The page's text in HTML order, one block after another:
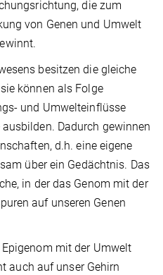
die zum
von Genen und Umwelt
besitzen die gleiche
können als Folge
und Umwelteinflüsse
Dadurch gewinnen
d.h. eine eigene
über ein Gedächtnis. Das
in der das Genom mit der
auf unseren Genen
mit der Umwelt
auch auf unser Gehirn